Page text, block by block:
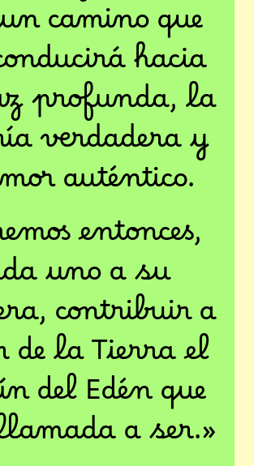
camino que
hacia
profunda, la
verdadera y
auténtico.
entonces,
uno a su
contribuir a
de la Tierra el
del Edén que
a ser.»